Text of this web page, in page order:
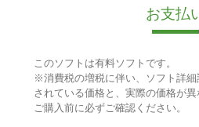
お支払
このソフトは有料ソフトです。
※消費税の増税に伴い、ソフト詳
されている価格と、実際の価格が異
ご購入前に必ずご確認ください。